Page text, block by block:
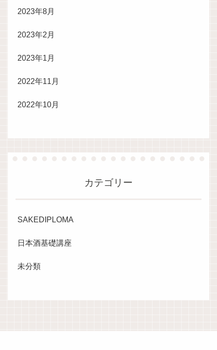
2023年8月
2023年2月
2023年1月
2022年11月
2022年10月
カテゴリー
SAKEDIPLOMA
日本酒基礎講座
未分類